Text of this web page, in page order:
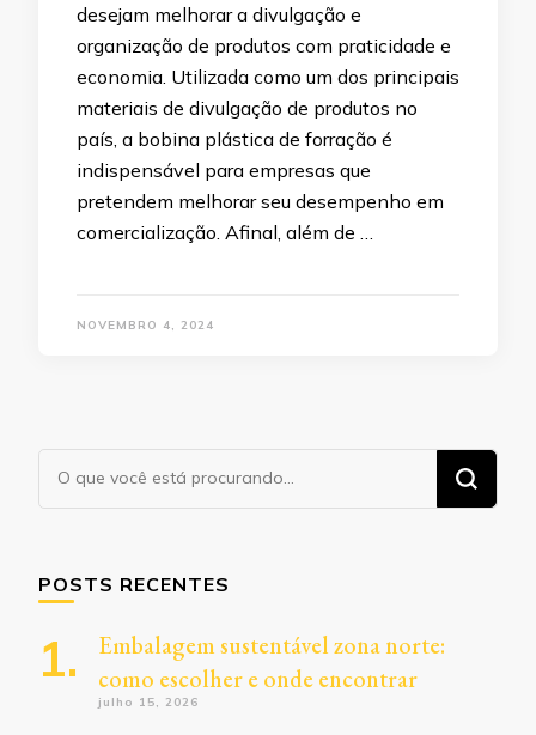
desejam melhorar a divulgação e
organização de produtos com praticidade e
economia. Utilizada como um dos principais
materiais de divulgação de produtos no
país, a bobina plástica de forração é
indispensável para empresas que
pretendem melhorar seu desempenho em
comercialização. Afinal, além de …
NOVEMBRO 4, 2024
Procurando
POSTS RECENTES
Embalagem sustentável zona norte:
como escolher e onde encontrar
julho 15, 2026